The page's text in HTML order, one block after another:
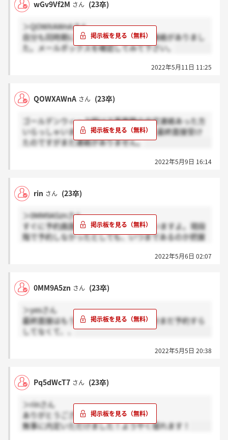
wGv9Vf2M さん (23卒)
＞QOWXAWnAさん
自分も同時期に面接を受け、たった今連絡がありまし
た。メールボックスを確認してみて下さい。
2022年5月11日 11:25
QOWXAWnA さん (23卒)
ゴールデンウィーク明けで事務職の内定連絡あった方
いらっしゃいますか？自分は4月25日に最終面接受け
たのですがまだ連絡がありません。
2022年5月9日 16:14
rin さん (23卒)
＞0MM9A5znさん
すぐに予約画面確認した方が良いと思いますよ。現段
階で予約しなかったとしても、いつまであるのか把握
2022年5月6日 02:07
0MM9A5zn さん (23卒)
＞yesさん
最終面接はもう終わったんですか？自分まだ予約すら
してなくて、、
2022年5月5日 20:38
Pq5dWcT7 さん (23卒)
＞rinさん
ありがとうございます！
無事に内定いただけました！ようやく寝れます！